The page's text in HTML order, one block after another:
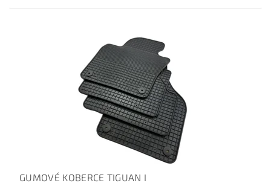
GUMOVÉ KOBERCE TIGUAN I